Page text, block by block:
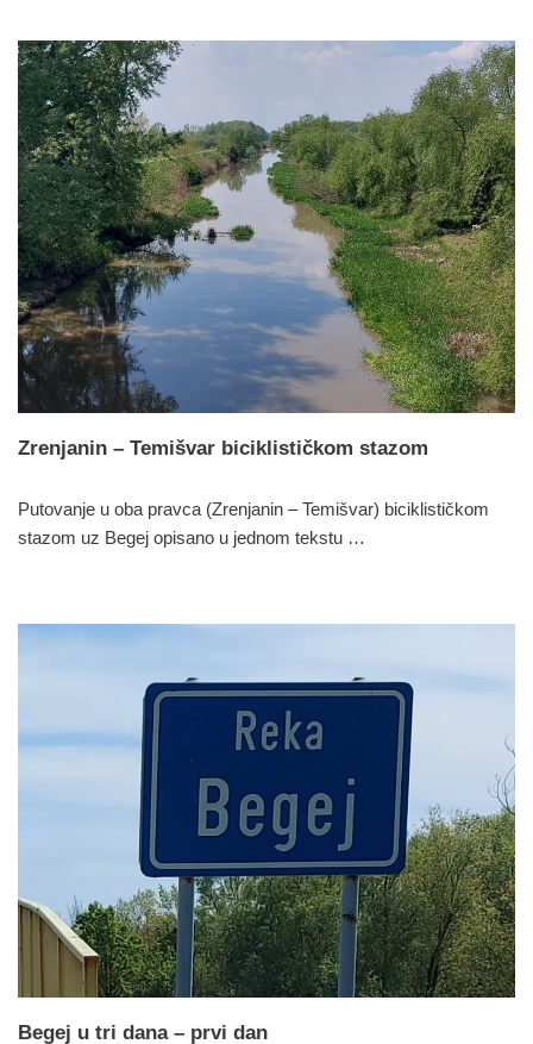
Zrenjanin – Temišvar biciklističkom stazom
Putovanje u oba pravca (Zrenjanin – Temišvar) biciklističkom
stazom uz Begej opisano u jednom tekstu …
Begej u tri dana – prvi dan